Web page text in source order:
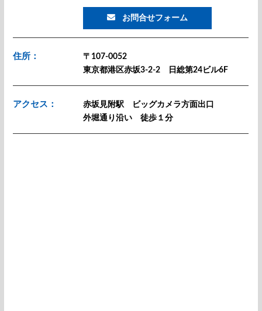
お問合せフォーム
住所：
〒107-0052
東京都港区赤坂3-2-2 日総第24ビル6F
アクセス：
赤坂見附駅 ビッグカメラ方面出口
外堀通り沿い 徒歩１分